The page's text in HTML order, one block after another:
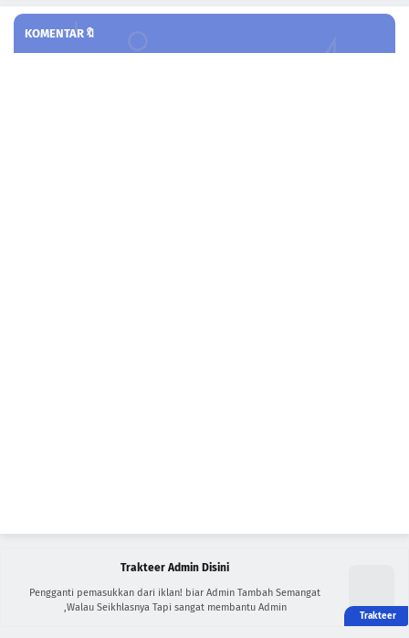
KOMENTAR🔖
Trakteer Admin Disini
Pengganti pemasukkan dari iklan! biar Admin Tambah Semangat
,Walau Seikhlasnya Tapi sangat membantu Admin